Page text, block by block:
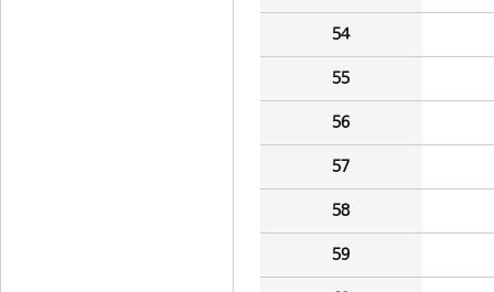
54
55
56
57
58
59